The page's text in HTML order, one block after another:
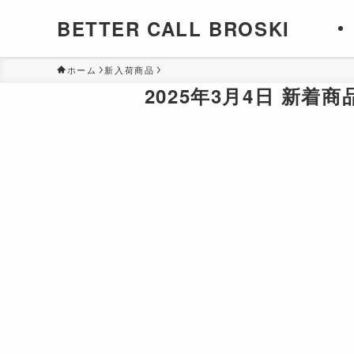
BETTER CALL BROSKI
ホーム 新入荷商品
2025年3月4日 新着